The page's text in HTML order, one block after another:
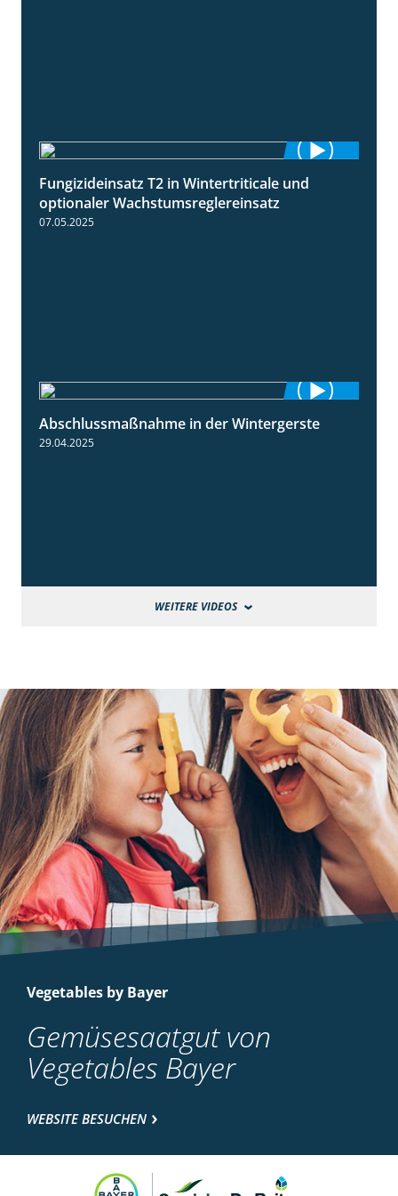
1:56
Fungizideinsatz T2 in Wintertriticale und
optionaler Wachstumsreglereinsatz
07.05.2025
1:49
Abschlussmaßnahme in der Wintergerste
29.04.2025
WEITERE VIDEOS
Vegetables by Bayer
Gemüsesaatgut von
Vegetables Bayer
WEBSITE BESUCHEN